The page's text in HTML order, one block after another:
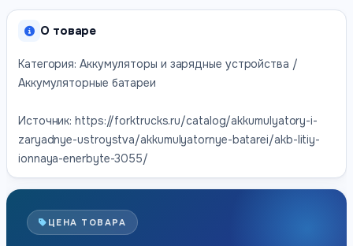
О товаре
Категория: Аккумуляторы и зарядные устройства /
Аккумуляторные батареи
Источник: https://forktrucks.ru/catalog/akkumulyatory-i-
zaryadnye-ustroystva/akkumulyatornye-batarei/akb-litiy-
ionnaya-enerbyte-3055/
ЦЕНА ТОВАРА